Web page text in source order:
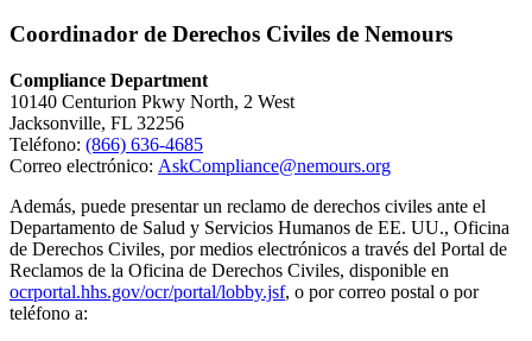
Coordinador de Derechos Civiles de Nemours
Compliance Department
10140 Centurion Pkwy North, 2 West
Jacksonville, FL 32256
Teléfono: (866) 636-4685
Correo electrónico: AskCompliance@nemours.org
Además, puede presentar un reclamo de derechos civiles ante el
Departamento de Salud y Servicios Humanos de EE. UU., Oficina
de Derechos Civiles, por medios electrónicos a través del Portal de
Reclamos de la Oficina de Derechos Civiles, disponible en
ocrportal.hhs.gov/ocr/portal/lobby.jsf, o por correo postal o por
teléfono a: